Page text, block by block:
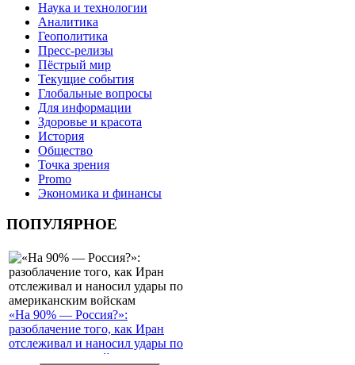
Наука и технологии
Аналитика
Геополитика
Пресс-релизы
Пёстрый мир
Текущие события
Глобальные вопросы
Для информации
Здоровье и красота
История
Общество
Точка зрения
Promo
Экономика и финансы
ПОПУЛЯРНОЕ
«На 90% — Россия?»:
разоблачение того, как Иран
отслеживал и наносил удары по
американским войскам